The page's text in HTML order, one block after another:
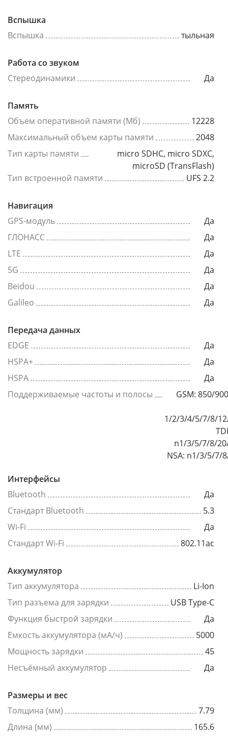
Вспышка
Вспышка
тыльная
Работа со звуком
Стереодинамики
Да
Память
Объем оперативной памяти (Мб)
12228
Максимальный объем карты памяти
2048
Тип карты памяти
micro SDHC, micro SDXC,
microSD (TransFlash)
Тип встроенной памяти
UFS 2.2
Навигация
GPS-модуль
Да
ГЛОНАСС
Да
LTE
Да
5G
Да
Beidou
Да
Galileo
Да
Передача данных
EDGE
Да
HSPA+
Да
HSPA
Да
Поддерживаемые частоты и полосы
GSM: 850/
1/2/3/4/5/7/8/
n1/3/5/7/8/
NSA: n1/3/5/7/
Интерфейсы
Bluetooth
Да
Стандарт Bluetooth
5.3
Wi-Fi
Да
Стандарт Wi-Fi
802.11ac
Аккумулятор
Тип аккумулятора
Li-Ion
Тип разъема для зарядки
USB Type-C
Функция быстрой зарядки
Да
Емкость аккумулятора (мА/ч)
5000
Мощность зарядки
45
Несъёмный аккумулятор
Да
Размеры и вес
Толщина (мм)
7.79
Длина (мм)
165.6